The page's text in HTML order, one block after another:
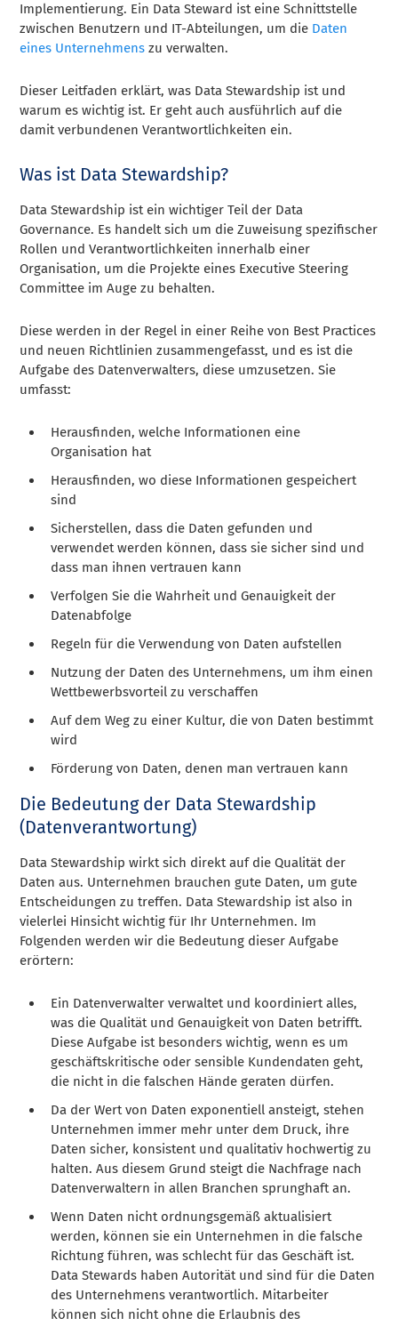
Implementierung. Ein Data Steward ist eine Schnittstelle
zwischen Benutzern und IT-Abteilungen, um die Daten
eines Unternehmens zu verwalten.
Dieser Leitfaden erklärt, was Data Stewardship ist und
warum es wichtig ist. Er geht auch ausführlich auf die
damit verbundenen Verantwortlichkeiten ein.
Was ist Data Stewardship?
Data Stewardship ist ein wichtiger Teil der Data
Governance. Es handelt sich um die Zuweisung spezifischer
Rollen und Verantwortlichkeiten innerhalb einer
Organisation, um die Projekte eines Executive Steering
Committee im Auge zu behalten.
Diese werden in der Regel in einer Reihe von Best Practices
und neuen Richtlinien zusammengefasst, und es ist die
Aufgabe des Datenverwalters, diese umzusetzen. Sie
umfasst:
Herausfinden, welche Informationen eine
Organisation hat
Herausfinden, wo diese Informationen gespeichert
sind
Sicherstellen, dass die Daten gefunden und
verwendet werden können, dass sie sicher sind und
dass man ihnen vertrauen kann
Verfolgen Sie die Wahrheit und Genauigkeit der
Datenabfolge
Regeln für die Verwendung von Daten aufstellen
Nutzung der Daten des Unternehmens, um ihm einen
Wettbewerbsvorteil zu verschaffen
Auf dem Weg zu einer Kultur, die von Daten bestimmt
wird
Förderung von Daten, denen man vertrauen kann
Die Bedeutung der Data Stewardship
(Datenverantwortung)
Data Stewardship wirkt sich direkt auf die Qualität der
Daten aus. Unternehmen brauchen gute Daten, um gute
Entscheidungen zu treffen. Data Stewardship ist also in
vielerlei Hinsicht wichtig für Ihr Unternehmen. Im
Folgenden werden wir die Bedeutung dieser Aufgabe
erörtern:
Ein Datenverwalter verwaltet und koordiniert alles,
was die Qualität und Genauigkeit von Daten betrifft.
Diese Aufgabe ist besonders wichtig, wenn es um
geschäftskritische oder sensible Kundendaten geht,
die nicht in die falschen Hände geraten dürfen.
Da der Wert von Daten exponentiell ansteigt, stehen
Unternehmen immer mehr unter dem Druck, ihre
Daten sicher, konsistent und qualitativ hochwertig zu
halten. Aus diesem Grund steigt die Nachfrage nach
Datenverwaltern in allen Branchen sprunghaft an.
Wenn Daten nicht ordnungsgemäß aktualisiert
werden, können sie ein Unternehmen in die falsche
Richtung führen, was schlecht für das Geschäft ist.
Data Stewards haben Autorität und sind für die Daten
des Unternehmens verantwortlich. Mitarbeiter
können sich nicht ohne die Erlaubnis des